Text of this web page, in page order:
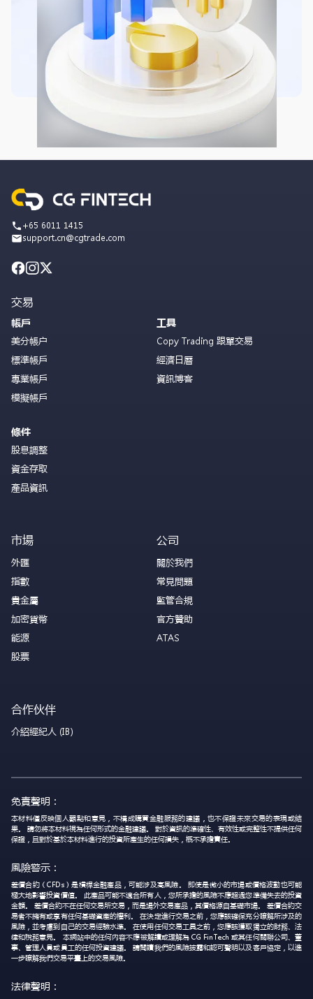
+65 6011 1415
support.cn@cgtrade.com
交易
帳戶
美分帳户
標準帳戶
專業帳戶
模擬帳戶
條件
股息調整
資金存取
產品資訊
工具
Copy Trading 跟單交易
經濟日曆
資訊博客
市場
外匯
指數
貴金屬
加密貨幣
能源
股票
公司
關於我們
常見問題
監管合規
官方贊助
ATAS
合作伙伴
介紹經紀人 (IB)
免責聲明：
本材料僅反映個人觀點和意見，不構成購買金融服務的建議，也不保證未來交易的表現或結
果。 請勿將本材料視為任何形式的金融建議。 對於資訊的準確性、有效性或完整性不提供任何
保證，且對於基於本材料進行的投資所產生的任何損失，概不承擔責任。
風險警示：
差價合約（CFDs）是槓桿金融產品，可能涉及高風險。 即使是微小的市場或價格波動也可能
極大地影響投資價值。 此產品可能不適合所有人，您所承擔的風險不應超過您準備失去的投資
金額。 差價合約不在任何交易所交易，而是場外交易產品，其價格源自基礎市場。 差價合約交
易者不擁有或享有任何基礎資產的權利。 在決定進行交易之前，您應該確保充分瞭解所涉及的
風險，並考慮到自己的交易經驗水準。 在使用任何交易工具之前，您應該獲取獨立的財務、法
律和稅務意見。 本網站中的任何內容不應被解讀或理解為 CG FinTech 或其任何關聯公司、董
事、管理人員或員工的任何投資建議。 請閱讀我們的風險披露和認可聲明以及客戶協定，以進
一步瞭解我們交易平臺上的交易風險。
法律聲明：